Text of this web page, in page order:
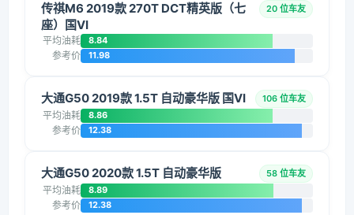
传祺M6 2019款 270T DCT精英版（七
座）国VI
20 位车友
平均油耗 8.84
参考价 11.98
大通G50 2019款 1.5T 自动豪华版 国VI 106 位车友
平均油耗 8.86
参考价 12.38
大通G50 2020款 1.5T 自动豪华版 58 位车友
平均油耗 8.89
参考价 12.38